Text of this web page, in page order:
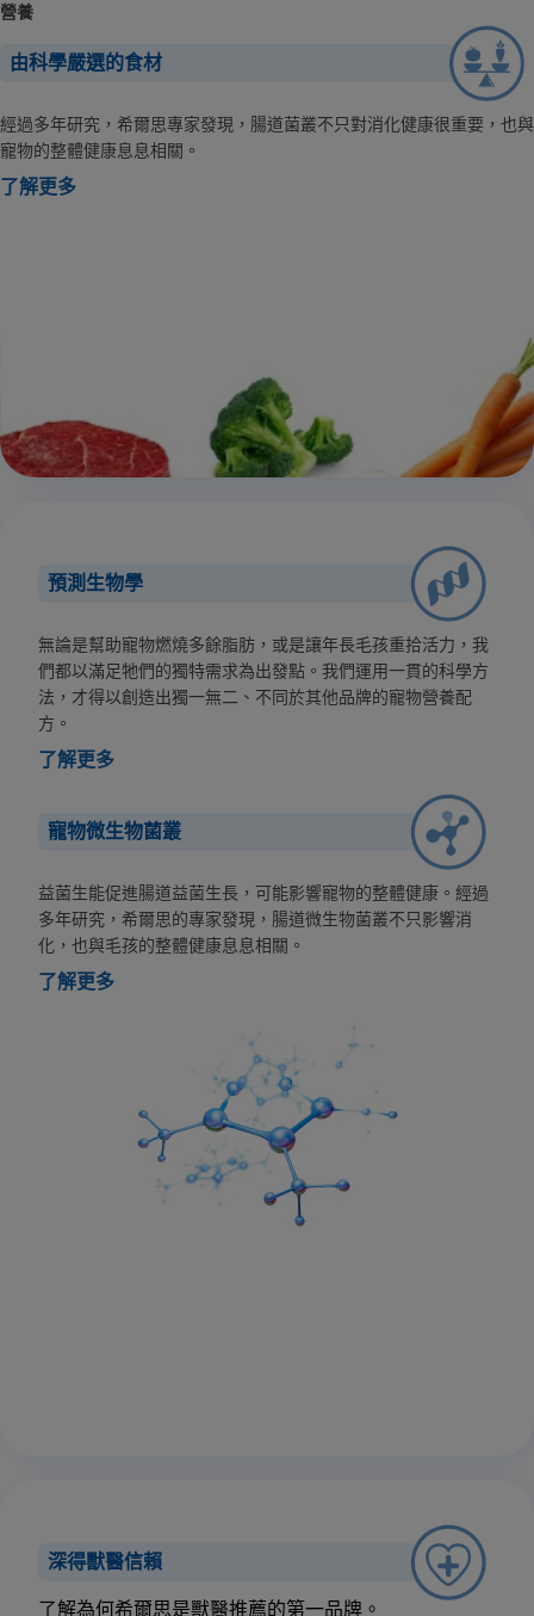
營養
由科學嚴選的食材
經過多年研究，希爾思專家發現，腸道菌叢不只對消化健康很重要，也與
寵物的整體健康息息相關。
了解更多
預測生物學
無論是幫助寵物燃燒多餘脂肪，或是讓年長毛孩重拾活力，我
們都以滿足牠們的獨特需求為出發點。我們運用一貫的科學方
法，才得以創造出獨一無二、不同於其他品牌的寵物營養配
方。
了解更多
寵物微生物菌叢
益菌生能促進腸道益菌生長，可能影響寵物的整體健康。經過
多年研究，希爾思的專家發現，腸道微生物菌叢不只影響消
化，也與毛孩的整體健康息息相關。
了解更多
深得獸醫信賴
了解為何希爾思是獸醫推薦的第一品牌。